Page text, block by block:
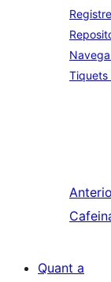
Tiquets
Quant a